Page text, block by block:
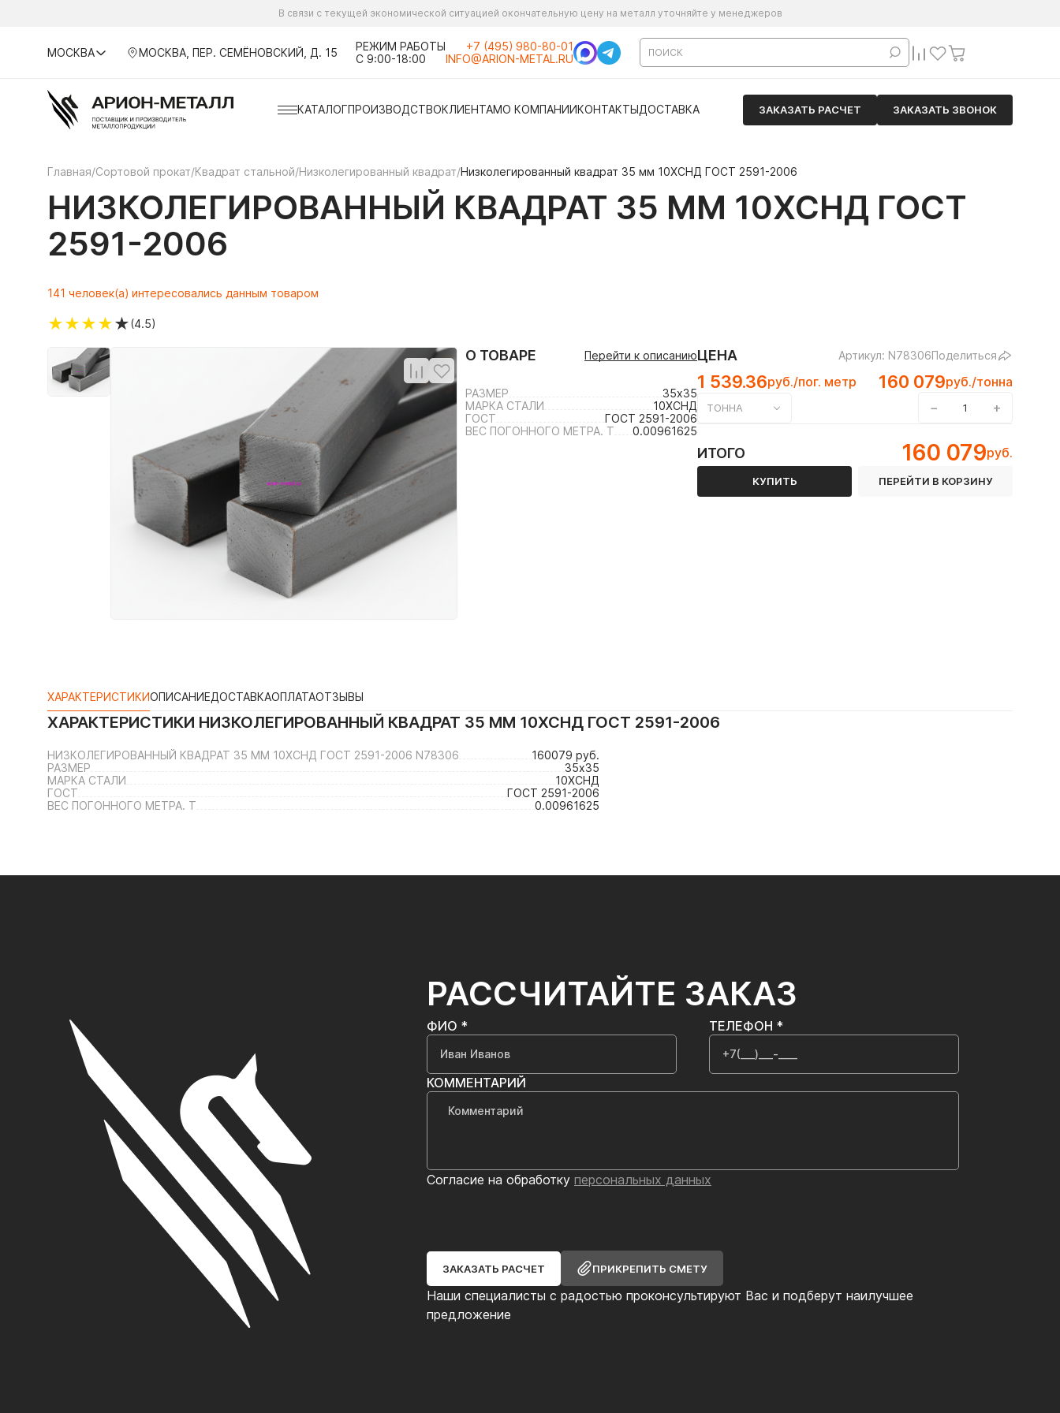
В связи с текущей экономической ситуацией окончательную цену на металл уточняйте у менеджеров
МОСКВА МОСКВА, ПЕР. СЕМЁНОВСКИЙ, Д. 15
РЕЖИМ РАБОТЫ
С 9:00-18:00
+7 (495) 980-80-01
INFO@ARION-METAL.RU
КАТАЛОГПРОИЗВОДСТВОКЛИЕНТАМО КОМПАНИИКОНТАКТЫДОСТАВКА ЗАКАЗАТЬ РАСЧЕТ ЗАКАЗАТЬ ЗВОНОК
Главная/Сортовой прокат/Квадрат стальной/Низколегированный квадрат/Низколегированный квадрат 35 мм 10ХСНД ГОСТ 2591-2006
НИЗКОЛЕГИРОВАННЫЙ КВАДРАТ 35 ММ 10ХСНД ГОСТ
2591-2006
141 человек(а) интересовались данным товаром
★★★★★(4.5)
О ТОВАРЕ Перейти к описанию
РАЗМЕР
35х35
МАРКА СТАЛИ
10ХСНД
ГОСТ
ГОСТ 2591-2006
ВЕС ПОГОННОГО МЕТРА. Т
0.00961625
ЦЕНА Артикул: N78306Поделиться
1 539.36руб./пог. метр 160 079руб./тонна
ТОННА − +
ИТОГО 160 079руб.
КУПИТЬ ПЕРЕЙТИ В КОРЗИНУ
ХАРАКТЕРИСТИКИОПИСАНИЕДОСТАВКАОПЛАТАОТЗЫВЫ
ХАРАКТЕРИСТИКИ НИЗКОЛЕГИРОВАННЫЙ КВАДРАТ 35 ММ 10ХСНД ГОСТ 2591-2006
НИЗКОЛЕГИРОВАННЫЙ КВАДРАТ 35 ММ 10ХСНД ГОСТ 2591-2006 N78306
160079 руб.
РАЗМЕР
35х35
МАРКА СТАЛИ
10ХСНД
ГОСТ
ГОСТ 2591-2006
ВЕС ПОГОННОГО МЕТРА. Т
0.00961625
РАССЧИТАЙТЕ ЗАКАЗ
Наши специалисты с радостью проконсультируют Вас и подберут наилучшее
предложение
ФИО * ТЕЛЕФОН *
КОММЕНТАРИЙ
Согласие на обработку персональных данных
ЗАКАЗАТЬ РАСЧЕТ ПРИКРЕПИТЬ СМЕТУ